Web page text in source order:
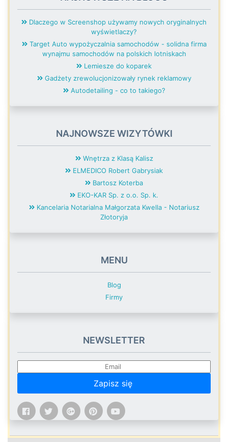
Dlaczego w Screenshop używamy nowych oryginalnych
wyświetlaczy?
Target Auto wypożyczalnia samochodów - solidna firma
wynajmu samochodów na polskich lotniskach
Lemiesze do koparek
Gadżety zrewolucjonizowały rynek reklamowy
Autodetailing - co to takiego?
NAJNOWSZE WIZYTÓWKI
Wnętrza z Klasą Kalisz
ELMEDICO Robert Gabrysiak
Bartosz Koterba
EKO-KAR Sp. z o.o. Sp. k.
Kancelaria Notarialna Małgorzata Kwella - Notariusz
Złotoryja
MENU
Blog
Firmy
NEWSLETTER
Zapisz się